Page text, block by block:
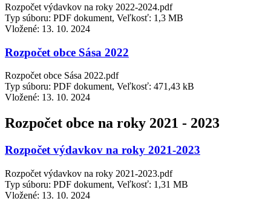
Rozpočet výdavkov na roky 2022-2024.pdf
Typ súboru: PDF dokument, Veľkosť: 1,3 MB
Vložené: 13. 10. 2024
Rozpočet obce Sása 2022
Rozpočet obce Sása 2022.pdf
Typ súboru: PDF dokument, Veľkosť: 471,43 kB
Vložené: 13. 10. 2024
Rozpočet obce na roky 2021 - 2023
Rozpočet výdavkov na roky 2021-2023
Rozpočet výdavkov na roky 2021-2023.pdf
Typ súboru: PDF dokument, Veľkosť: 1,31 MB
Vložené: 13. 10. 2024